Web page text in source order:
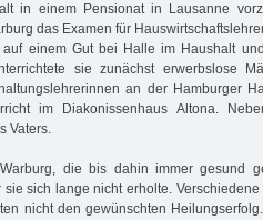
in einem Pensionat in Lausanne
das Examen für
einem Gut bei Halle im Haushalt
sie zunächst erwerbslose
an der Hamburger
im Diakonissenhaus Altona.
Vaters.
die bis dahin immer gesund
sie sich lange nicht erholte.
nicht den gewünschten